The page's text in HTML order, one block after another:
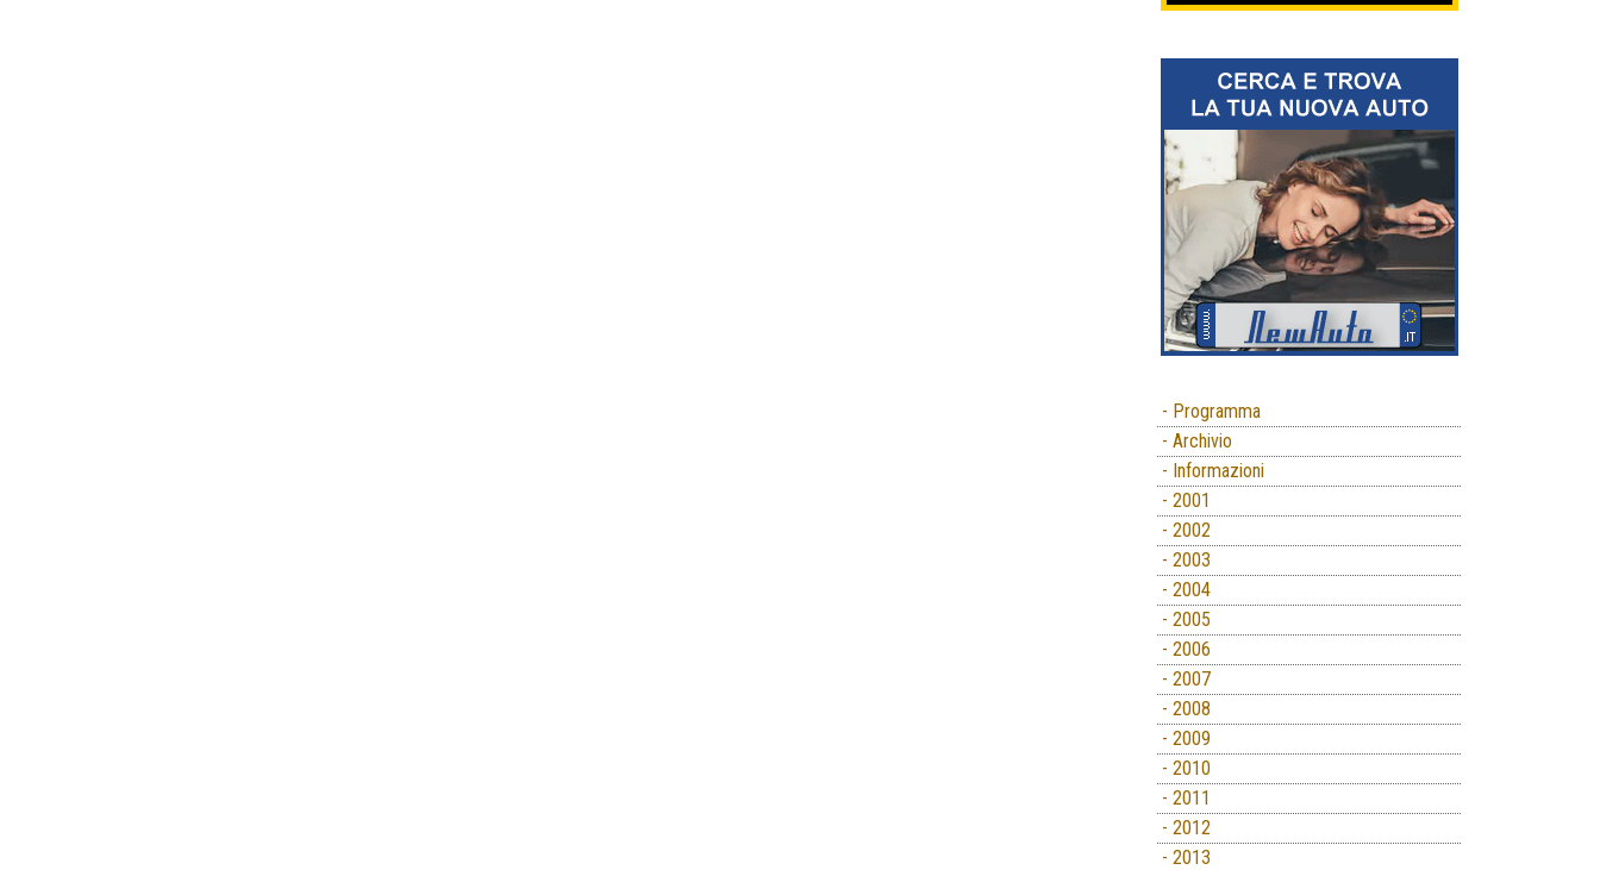
- Programma
- Archivio
- Informazioni
- 2001
- 2002
- 2003
- 2004
- 2005
- 2006
- 2007
- 2008
- 2009
- 2010
- 2011
- 2012
- 2013